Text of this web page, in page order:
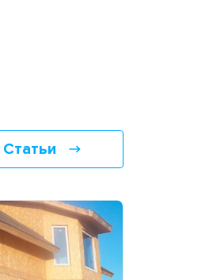
Статьи